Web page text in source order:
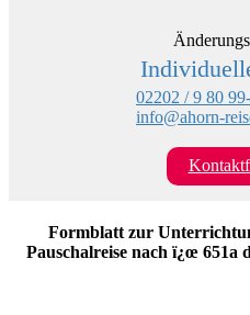
02202 / 9 80
info@ahorn-
Formblatt zur
Pauschalreise nach ï¿œ 651a